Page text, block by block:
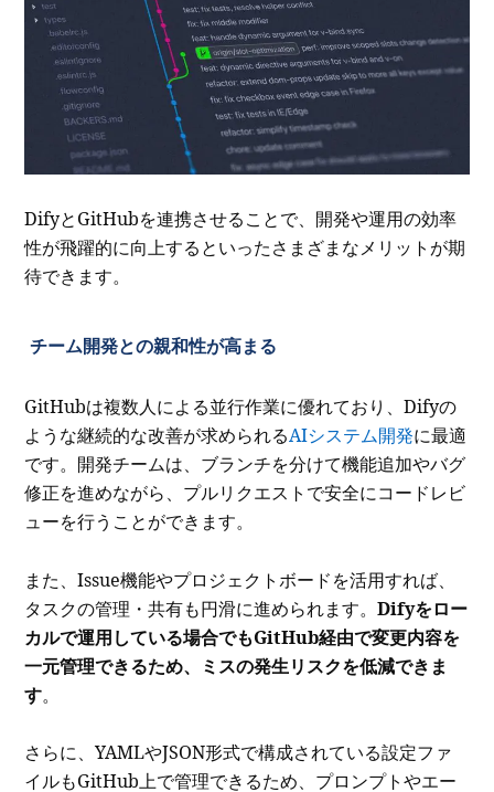
DifyとGitHubを連携させることで、開発や運用の効率
性が飛躍的に向上するといったさまざまなメリットが期
待できます。
チーム開発との親和性が高まる
GitHubは複数人による並行作業に優れており、Difyの
ような継続的な改善が求められるAIシステム開発に最適
です。開発チームは、ブランチを分けて機能追加やバグ
修正を進めながら、プルリクエストで安全にコードレビ
ューを行うことができます。
また、Issue機能やプロジェクトボードを活用すれば、
タスクの管理・共有も円滑に進められます。Difyをロー
カルで運用している場合でもGitHub経由で変更内容を
一元管理できるため、ミスの発生リスクを低減できま
す。
さらに、YAMLやJSON形式で構成されている設定ファ
イルもGitHub上で管理できるため、プロンプトやエー